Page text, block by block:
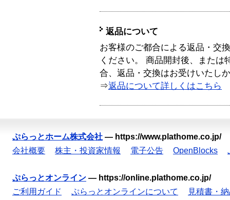
返品について
お客様のご都合による返品・交
ください。 商品開封後、または
合、返品・交換はお受けいたし
⇒返品について詳しくはこちら
ぷらっとホーム株式会社 — https://www.plathome.co.jp/
会社概要
株主・投資家情報 電子公告 OpenBlocks
ぷらっとオンライン — https://online.plathome.co.jp/
ご利用ガイド
ぷらっとオンラインについて
見積書・